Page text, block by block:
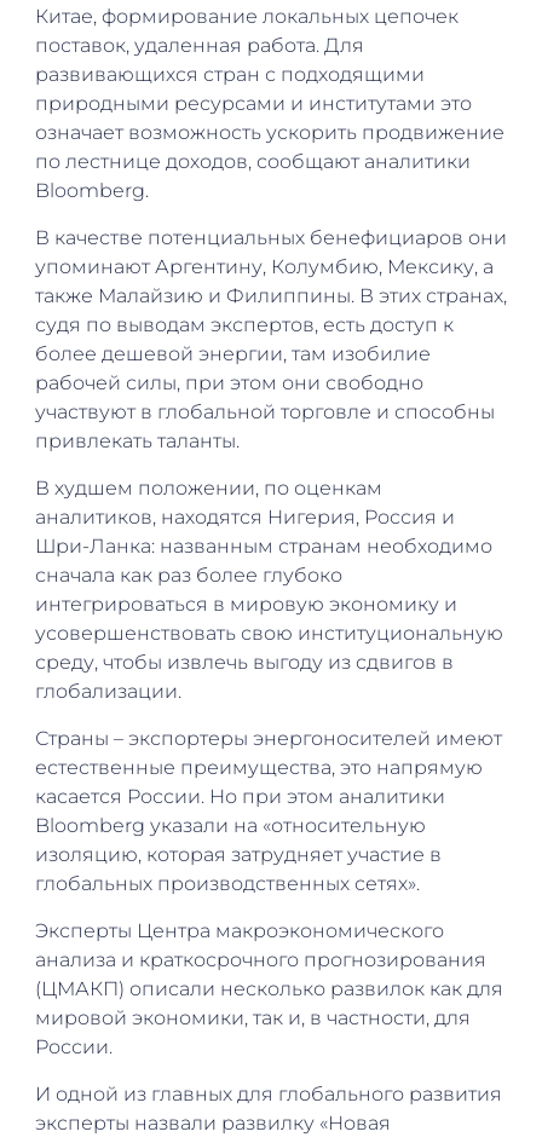
Китае, формирование локальных цепочек
поставок, удаленная работа. Для
развивающихся стран с подходящими
природными ресурсами и институтами это
означает возможность ускорить продвижение
по лестнице доходов, сообщают аналитики
Bloomberg.
В качестве потенциальных бенефициаров они
упоминают Аргентину, Колумбию, Мексику, а
также Малайзию и Филиппины. В этих странах,
судя по выводам экспертов, есть доступ к
более дешевой энергии, там изобилие
рабочей силы, при этом они свободно
участвуют в глобальной торговле и способны
привлекать таланты.
В худшем положении, по оценкам
аналитиков, находятся Нигерия, Россия и
Шри-Ланка: названным странам необходимо
сначала как раз более глубоко
интегрироваться в мировую экономику и
усовершенствовать свою институциональную
среду, чтобы извлечь выгоду из сдвигов в
глобализации.
Страны – экспортеры энергоносителей имеют
естественные преимущества, это напрямую
касается России. Но при этом аналитики
Bloomberg указали на «относительную
изоляцию, которая затрудняет участие в
глобальных производственных сетях».
Эксперты Центра макроэкономического
анализа и краткосрочного прогнозирования
(ЦМАКП) описали несколько развилок как для
мировой экономики, так и, в частности, для
России.
И одной из главных для глобального развития
эксперты назвали развилку «Новая